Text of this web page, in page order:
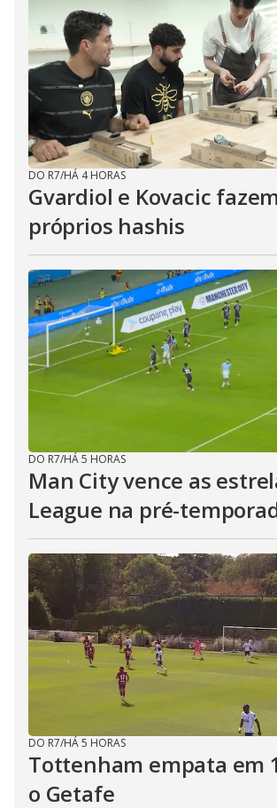
DO R7/HÁ 4 HORAS
Gvardiol e Kovacic
próprios hashis
DO R7/HÁ 5 HORAS
Man City vence as
League na pré-
DO R7/HÁ 5 HORAS
Tottenham empata em
o Getafe